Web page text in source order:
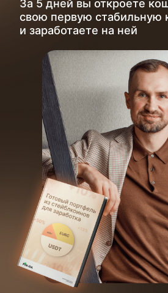
Принять участие
Зарегистрируйтесь
сейчас
и заберите
бонус
часов минут секунд
00:04:40